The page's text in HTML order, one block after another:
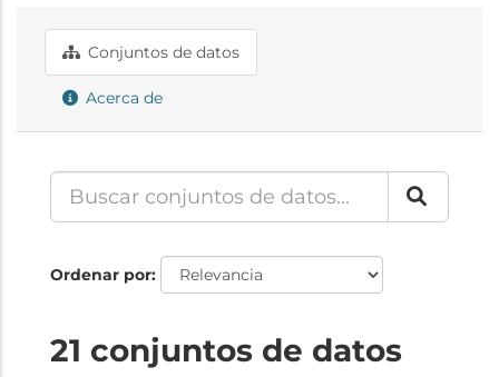
Conjuntos de datos
Acerca de
Ordenar por
21 conjuntos de datos